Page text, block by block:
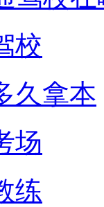
校
久拿本
场
练